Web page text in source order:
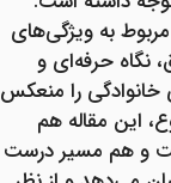
به ویژگی‌های
نگاه حرفه‌ای و
خانوادگی را منعکس
این مقاله هم
و هم مسیر درست